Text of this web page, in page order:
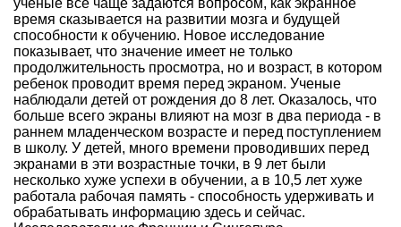
ученые все чаще задаются вопросом, как экранное
время сказывается на развитии мозга и будущей
способности к обучению. Новое исследование
показывает, что значение имеет не только
продолжительность просмотра, но и возраст, в котором
ребенок проводит время перед экраном. Ученые
наблюдали детей от рождения до 8 лет. Оказалось, что
больше всего экраны влияют на мозг в два периода - в
раннем младенческом возрасте и перед поступлением
в школу. У детей, много времени проводивших перед
экранами в эти возрастные точки, в 9 лет были
несколько хуже успехи в обучении, а в 10,5 лет хуже
работала рабочая память - способность удерживать и
обрабатывать информацию здесь и сейчас.